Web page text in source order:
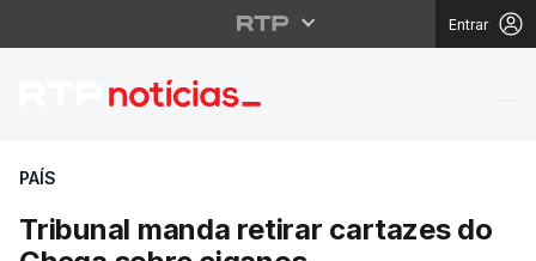
Entrar
Tribunal manda
PAÍS
Tribunal manda retirar cartazes do